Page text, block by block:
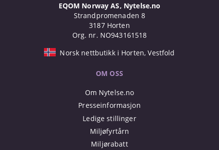
EQOM Norway AS, Nytelse.no
Strandpromenaden 8
3187 Horten
Org. nr. NO943161518
Norsk nettbutikk i Horten, Vestfold
OM OSS
Om Nytelse.no
Presseinformasjon
Ledige stillinger
Miljøfyrtårn
Miljørabatt